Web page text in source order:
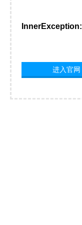
InnerException:
进入官网